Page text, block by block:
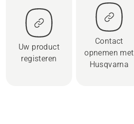
Uw product
registeren
Contact
opnemen met
Husqvarna